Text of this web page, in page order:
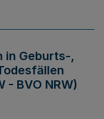
in Geburts-,
- BVO NRW)